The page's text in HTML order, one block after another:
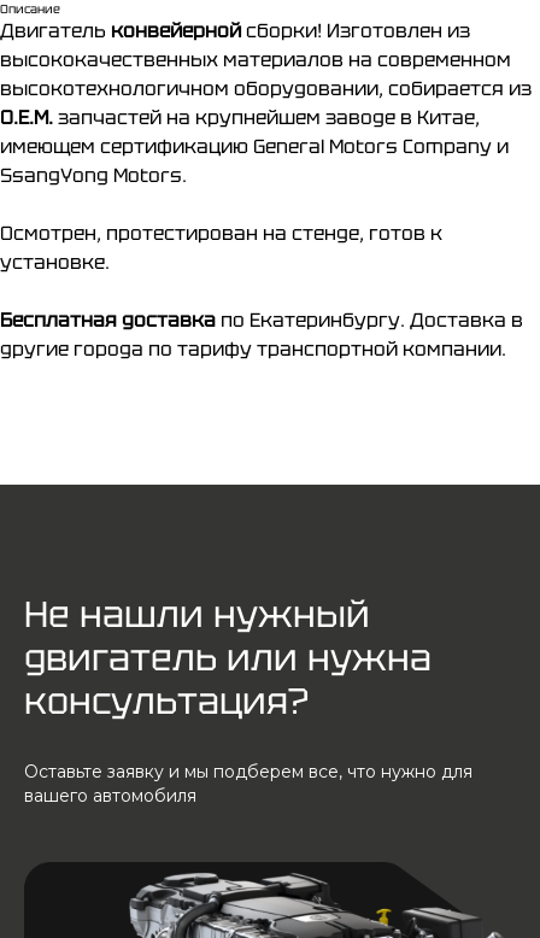
Описание
Двигатель конвейернойсборки! Изготовлен из
высококачественных материалов на современном
высокотехнологичном оборудовании, собирается из
О.Е.М.запчастей на крупнейшем заводе в Китае,
имеющем сертификацию General Motors Company и
SsangYong Motors.
Осмотрен, протестирован на стенде, готов к
установке.
Бесплатная доставка по Екатеринбургу. Доставка в
другие города по тарифу транспортной компании.
Не нашли нужный
двигатель или нужна
консультация?
Оставьте заявку и мы подберем все, что нужно для
вашего автомобиля